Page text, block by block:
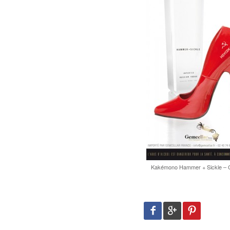
Kakémono Hammer + Sickle –